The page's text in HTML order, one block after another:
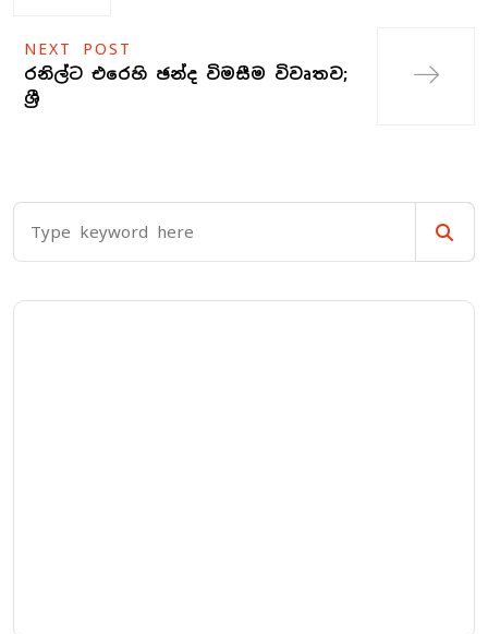
NEXT POST
රනිල්ට එරෙහි ඡන්ද විමසීම විවෘතව;
ශ්‍රී